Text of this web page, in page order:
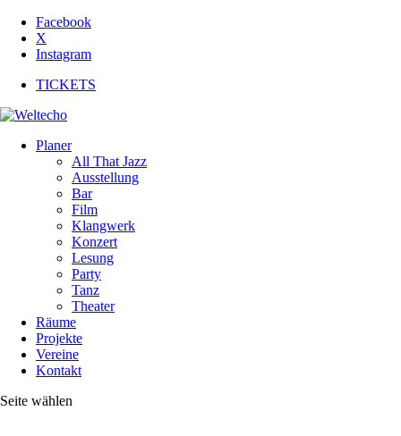
Facebook
X
Instagram
TICKETS
Planer
All That Jazz
Ausstellung
Bar
Film
Klangwerk
Konzert
Lesung
Party
Tanz
Theater
Räume
Projekte
Vereine
Kontakt
Seite wählen